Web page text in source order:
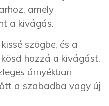
amely
a kivágás.
szögbe, és a
hozzá a kivágást.
árnyékban
a szabadba vagy új